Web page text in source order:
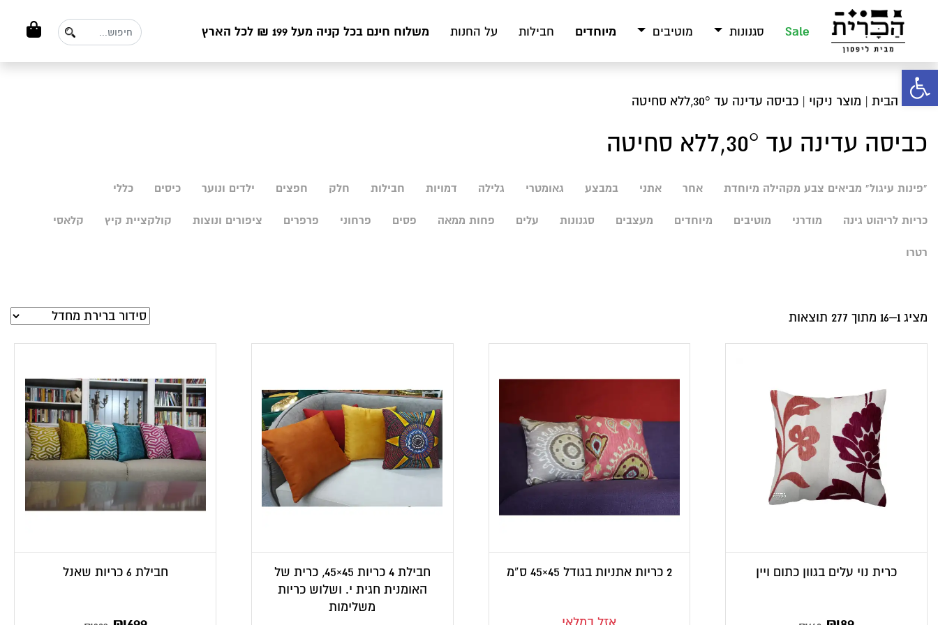
פתח סרגל נגישות
Sale סגנונות מוטיבים מיוחדים חבילות על החנות משלוח חינם בכל קניה מעל 199 ₪ לכל הארץ
עמוד הבית | מוצר ניקוי | כביסה עדינה עד 30°,ללא סחיטה
כביסה עדינה עד 30°,ללא סחיטה
"פינות עיגול" מביאים צבע מקהילה מיוחדת אחר אתני במבצע גאומטרי גלילה דמויות חבילות חלק חפצים ילדים ונוער כיסים כללי
כריות לריהוט גינה מודרני מוטיבים מיוחדים מעצבים סגנונות עלים פחות ממאה פסים פרחוני פרפרים ציפורים ונוצות קולקציית קיץ קלאסי
רטרו
מציג 1–16 מתוך 277 תוצאות
כרית נוי עלים בגוון כתום ויין 2 כריות אתניות בגודל 45×45 ס”מ
חבילת 4 כריות 45×45, כרית של
האומנית חגית י. ושלוש כריות
משלימות
חבילת 6 כריות שאנל